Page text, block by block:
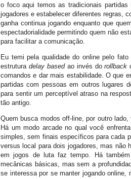
o foco aqui temos as tradicionais partidas
jogadores e estabelecer diferentes regras,
ganha continua jogando enquanto que
espectadorialidade permitindo quem não
para facilitar a comunicação.
Eu temi pela qualidade do online pelo
estrutura delay basedao invés dorollback
comandos e dar mais estabilidade. O que
partidas com pessoas em outros lugares
para sentir um perceptível atraso na
tão antigo.
Quem busca modos off-line, por outro
Há um modo arcade no qual você
simples, sem finais específicos para cada
versus local para dois jogadores, mas não
em jogos de luta faz tempo. Há
mecânicas básicas, mas sem a
se interessa por se manter jogando online,